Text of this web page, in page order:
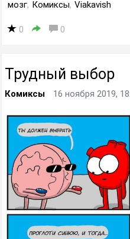
мозг, Комиксы, Viakavish
0 0
Трудный выбор
Комиксы 16 ноября 2019,